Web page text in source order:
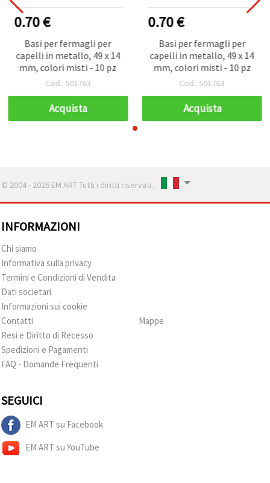
0.70 €
Basi per fermagli per
capelli in metallo, 49 x 14
mm, colori misti - 10 pz
Cod.: 501763
Acquista
0.70 €
Basi per fermagli per
capelli in metallo, 49 x 14
mm, colori misti - 10 pz
Cod.: 501763
Acquista
© 2004 - 2026 EM ART Tutti i diritti riservati..
INFORMAZIONI
Chi siamo
Informativa sulla privacy
Termini e Condizioni di Vendita
Dati societari
Informazioni sui cookie
Contatti
Resi e Diritto di Recesso
Spedizioni e Pagamenti
FAQ - Domande Frequenti
Mappe
SEGUICI
EM ART su Facebook
EM ART su YouTube